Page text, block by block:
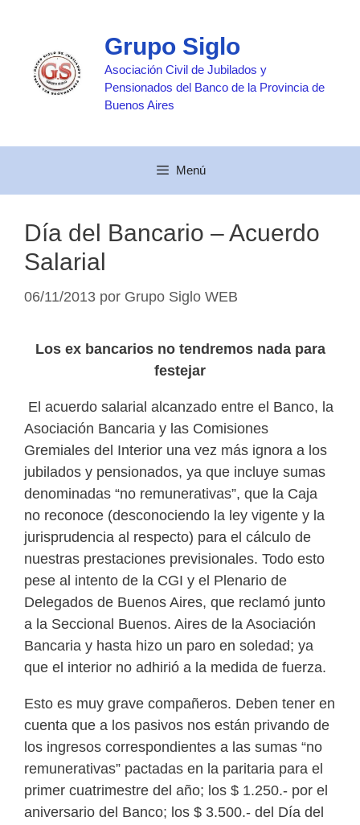
contenido
Grupo Siglo
Asociación Civil de Jubilados y
Pensionados del Banco de la Provincia de
Buenos Aires
Menú
Día del Bancario – Acuerdo
Salarial
06/11/2013 por Grupo Siglo WEB
Los ex bancarios no tendremos nada para
festejar
El acuerdo salarial alcanzado entre el Banco, la
Asociación Bancaria y las Comisiones
Gremiales del Interior una vez más ignora a los
jubilados y pensionados, ya que incluye sumas
denominadas “no remunerativas”, que la Caja
no reconoce (desconociendo la ley vigente y la
jurisprudencia al respecto) para el cálculo de
nuestras prestaciones previsionales. Todo esto
pese al intento de la CGI y el Plenario de
Delegados de Buenos Aires, que reclamó junto
a la Seccional Buenos. Aires de la Asociación
Bancaria y hasta hizo un paro en soledad; ya
que el interior no adhirió a la medida de fuerza.
Esto es muy grave compañeros. Deben tener en
cuenta que a los pasivos nos están privando de
los ingresos correspondientes a las sumas “no
remunerativas” pactadas en la paritaria para el
primer cuatrimestre del año; los $ 1.250.- por el
aniversario del Banco; los $ 3.500.- del Día del